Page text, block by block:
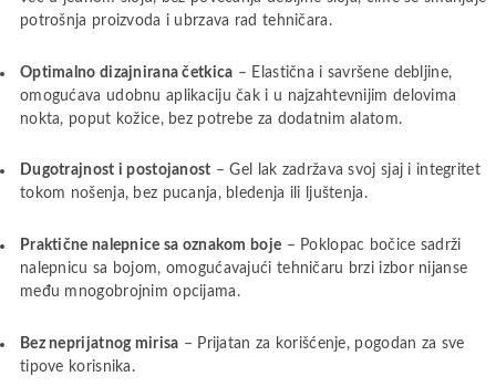
potrošnja proizvoda i ubrzava rad tehničara.
Optimalno dizajnirana četkica – Elastična i savršene debljine,
omogućava udobnu aplikaciju čak i u najzahtevnijim delovima
nokta, poput kožice, bez potrebe za dodatnim alatom.
Dugotrajnost i postojanost – Gel lak zadržava svoj sjaj i integritet
tokom nošenja, bez pucanja, bledenja ili ljuštenja.
Praktične nalepnice sa oznakom boje – Poklopac bočice sadrži
nalepnicu sa bojom, omogućavajući tehničaru brzi izbor nijanse
među mnogobrojnim opcijama.
Bez neprijatnog mirisa – Prijatan za korišćenje, pogodan za sve
tipove korisnika.